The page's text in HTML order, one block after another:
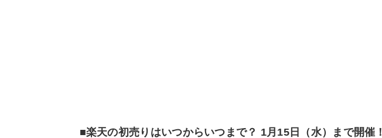
■楽天の初売りはいつからいつまで？ 1月15日（水）まで開催！